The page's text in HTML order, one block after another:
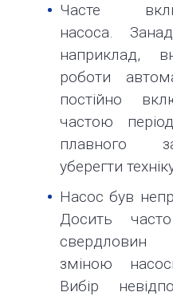
Часте
насоса.
наприклад,
роботи
постійно
частою
плавного
уберегти
Насос був
Досить
свердловин
зміною
Вибір